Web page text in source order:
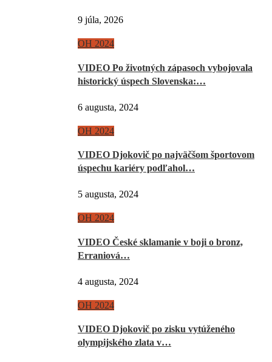
9 júla, 2026
OH 2024
VIDEO Po životných zápasoch vybojovala
historický úspech Slovenska:…
6 augusta, 2024
OH 2024
VIDEO Djokovič po najväčšom športovom
úspechu kariéry podľahol…
5 augusta, 2024
OH 2024
VIDEO České sklamanie v boji o bronz,
Erraniová…
4 augusta, 2024
OH 2024
VIDEO Djokovič po zisku vytúženého
olympijského zlata v…